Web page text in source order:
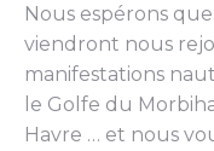
Nous espérons
viendront nous
manifestations
le Golfe du
Havre … et nous